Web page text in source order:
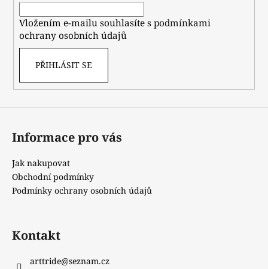
Vložením e-mailu souhlasíte spodmínkami
ochrany osobních údajů
PŘIHLÁSIT SE
Informace pro vás
Jak nakupovat
Obchodní podmínky
Podmínky ochrany osobních údajů
Kontakt
arttride@seznam.cz